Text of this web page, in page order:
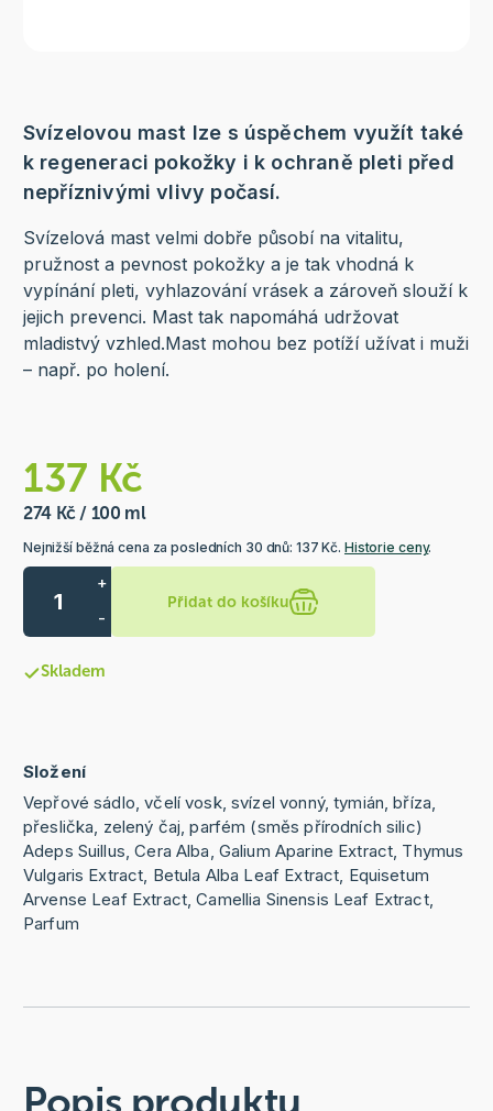
Svízelovou mast lze s úspěchem využít také
k regeneraci pokožky i k ochraně pleti před
nepříznivými vlivy počasí.
Svízelová mast velmi dobře působí na vitalitu,
pružnost a pevnost pokožky a je tak vhodná k
vypínání pleti, vyhlazování vrásek a zároveň slouží k
jejich prevenci. Mast tak napomáhá udržovat
mladistvý vzhled.Mast mohou bez potíží užívat i muži
– např. po holení.
137 Kč
274 Kč / 100 ml
Nejnižší běžná cena za posledních 30 dnů: 137 Kč. Historie ceny.
+
-
Přidat do košíku
Skladem
Složení
Vepřové sádlo, včelí vosk, svízel vonný, tymián, bříza,
přeslička, zelený čaj, parfém (směs přírodních silic)
Adeps Suillus, Cera Alba, Galium Aparine Extract, Thymus
Vulgaris Extract, Betula Alba Leaf Extract, Equisetum
Arvense Leaf Extract, Camellia Sinensis Leaf Extract,
Parfum